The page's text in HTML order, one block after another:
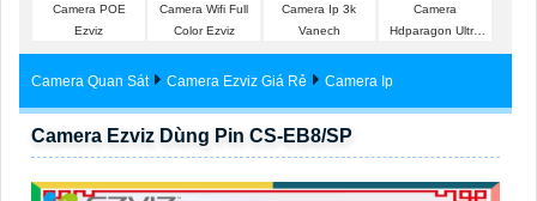
Camera POE
Ezviz
Camera Wifi Full
Color Ezviz
Camera Ip 3k
Vanech
Camera
Hdparagon Ultra
2K
Camera Quan Sát Camera Ezviz Giá Rẻ Camera Ip
Camera Ezviz Dùng Pin CS-EB8/SP